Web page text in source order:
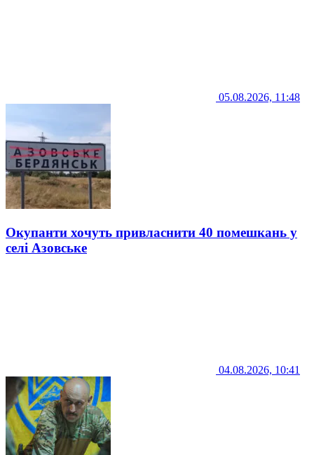
05.08.2026, 11:48
Окупанти хочуть привласнити 40 помешкань у
селі Азовське
04.08.2026, 10:41